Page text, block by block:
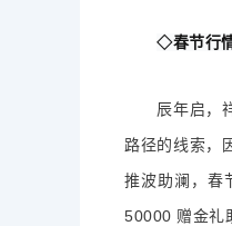
◇春节行
辰年启，祥
路径的线索，
推波助澜，春
50000 赠金礼